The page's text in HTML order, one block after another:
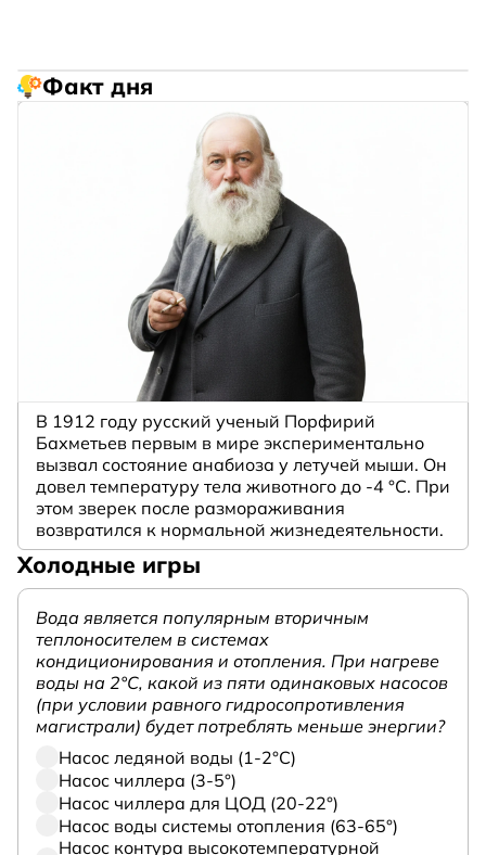
Факт дня
В 1912 году русский ученый Порфирий
Бахметьев первым в мире экспериментально
вызвал состояние анабиоза у летучей мыши. Он
довел температуру тела животного до -4 °C. При
этом зверек после размораживания
возвратился к нормальной жизнедеятельности.
Холодные игры
Вода является популярным вторичным
теплоносителем в системах
кондиционирования и отопления. При нагреве
воды на 2°С, какой из пяти одинаковых насосов
(при условии равного гидросопротивления
магистрали) будет потреблять меньше энергии?
Насос ледяной воды (1-2°С)
Насос чиллера (3-5°)
Насос чиллера для ЦОД (20-22°)
Насос воды системы отопления (63-65°)
Насос контура высокотемпературной